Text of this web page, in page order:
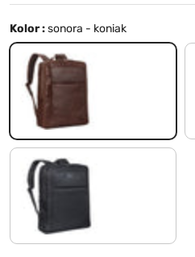
Kolor :sonora - koniak
sonora - koniak
czarny